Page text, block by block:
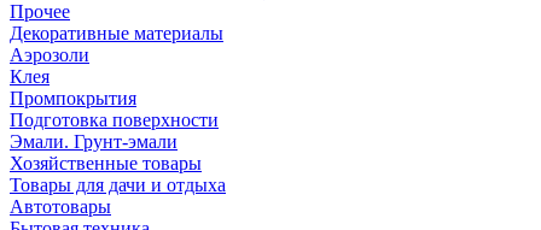
Прочее
Декоративные материалы
Аэрозоли
Клея
Промпокрытия
Подготовка поверхности
Эмали. Грунт-эмали
Хозяйственные товары
Товары для дачи и отдыха
Автотовары